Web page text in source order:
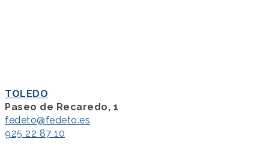
TOLEDO
Paseo de Recaredo, 1
fedeto@fedeto.es
925 22 87 10